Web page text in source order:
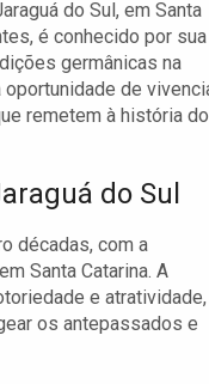
do Sul, em Santa
é conhecido por sua
germânicas na
de
remetem à história
do Sul
décadas, com a
Santa Catarina. A
e atratividade,
os antepassados e